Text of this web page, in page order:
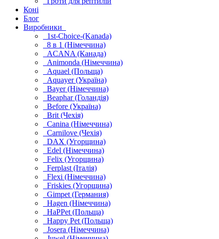
Коні
Блог
Виробники
1st-Choice-(Kanada)
8 в 1 (Німеччина)
ACANA (Канада)
Animonda (Німеччина)
Aquael (Польща)
Aquayer (Україна)
Bayer (Німеччина)
Beaphar (Голандія)
Before (Україна)
Brit (Чехія)
Canina (Німеччина)
Carnilove (Чехія)
DAX (Угорщина)
Edel (Німеччина)
Felix (Угорщина)
Ferplast (Італія)
Flexi (Німеччина)
Friskies (Угорщина)
Gimpet (Германия)
Hagen (Німеччина)
HaPPet (Польща)
Happy Pet (Польща)
Josera (Німеччина)